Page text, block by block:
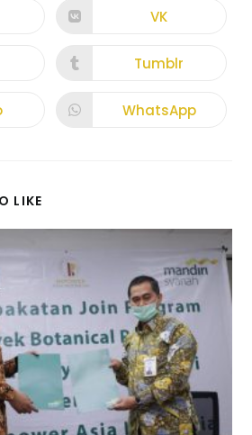
VK
Tumblr
WhatsApp
LIKE